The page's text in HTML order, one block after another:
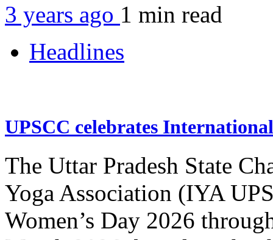
3 years ago 1 min read
Headlines
UPSCC celebrates
The Uttar Pradesh State
Yoga Association (IYA
Women’s Day 2026